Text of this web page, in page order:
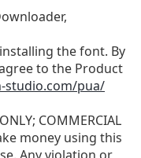
the font. By
to the Product
studio.com/pua/
COMMERCIAL
money using this